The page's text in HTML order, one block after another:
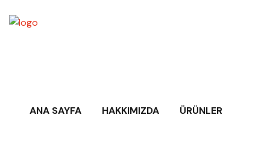
ANA SAYFA HAKKIMIZDA ÜRÜNLER